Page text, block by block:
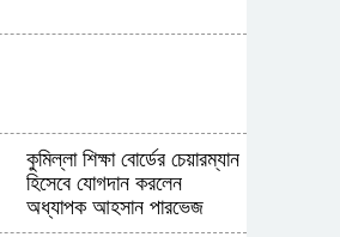
কুমিল্লা শিক্ষা বোর্ডের চেয়ারম্যান
হিসেবে যোগদান করলেন
অধ্যাপক আহসান পারভেজ